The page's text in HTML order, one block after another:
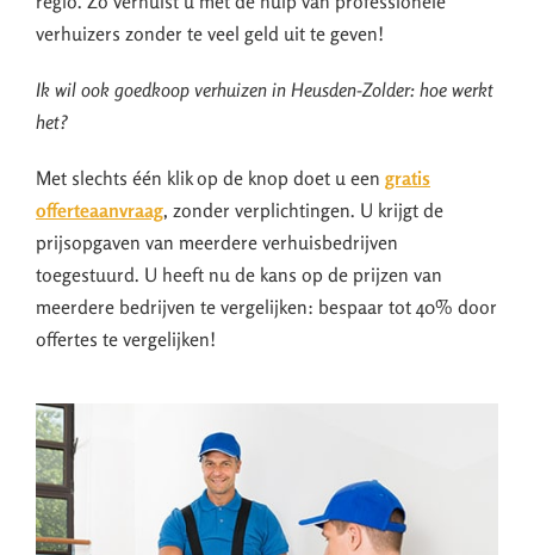
verhuizers zonder te veel geld uit te geven!
Ik wil ook goedkoop verhuizen in Heusden-Zolder: hoe werkt
het?
Met slechts één klik op de knop doet u een gratis
offerteaanvraag, zonder verplichtingen. U krijgt de
prijsopgaven van meerdere verhuisbedrijven
toegestuurd. U heeft nu de kans op de prijzen van
meerdere bedrijven te vergelijken: bespaar tot 40% door
offertes te vergelijken!